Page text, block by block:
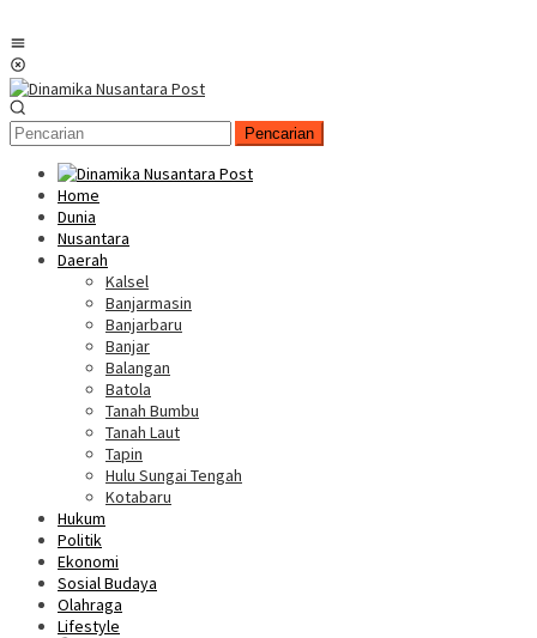
Pencarian
Home
Dunia
Nusantara
Daerah
Kalsel
Banjarmasin
Banjarbaru
Banjar
Balangan
Batola
Tanah Bumbu
Tanah Laut
Tapin
Hulu Sungai Tengah
Kotabaru
Hukum
Politik
Ekonomi
Sosial Budaya
Olahraga
Lifestyle